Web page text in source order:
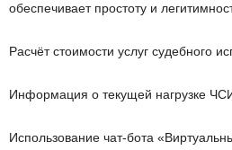
обеспечивает простоту и
Расчёт стоимости услуг судебного
Информация о текущей нагрузке
Использование чат-бота